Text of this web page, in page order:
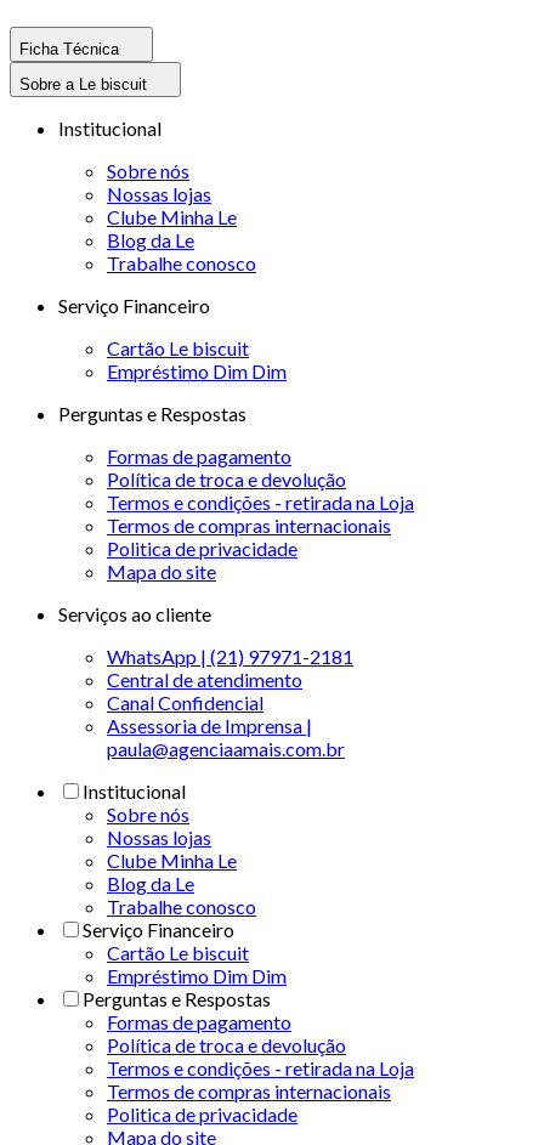
Ficha Técnica
Sobre a Le biscuit
Institucional
Sobre nós
Nossas lojas
Clube Minha Le
Blog da Le
Trabalhe conosco
Serviço Financeiro
Cartão Le biscuit
Empréstimo Dim Dim
Perguntas e Respostas
Formas de pagamento
Política de troca e devolução
Termos e condições - retirada na Loja
Termos de compras internacionais
Politica de privacidade
Mapa do site
Serviços ao cliente
WhatsApp | (21) 97971-2181
Central de atendimento
Canal Confidencial
Assessoria de Imprensa |
paula@agenciaamais.com.br
Institucional
Sobre nós
Nossas lojas
Clube Minha Le
Blog da Le
Trabalhe conosco
Serviço Financeiro
Cartão Le biscuit
Empréstimo Dim Dim
Perguntas e Respostas
Formas de pagamento
Política de troca e devolução
Termos e condições - retirada na Loja
Termos de compras internacionais
Politica de privacidade
Mapa do site